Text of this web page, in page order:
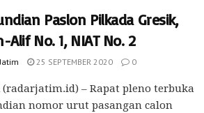
Paslon Pilkada Gresik,
Alif No. 1, NIAT No. 2
25 SEPTEMBER 2020 0
(radarjatim.id) – Rapat pleno terbuka
nomor urut pasangan calon